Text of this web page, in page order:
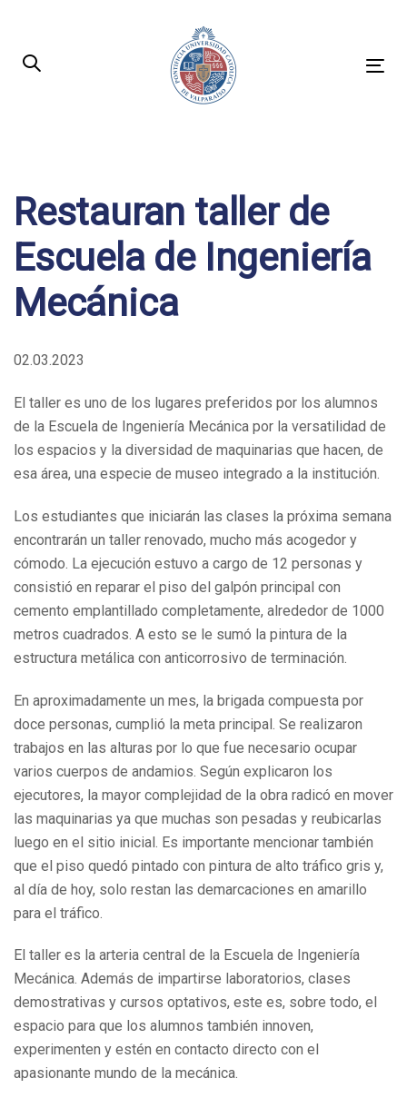
primary
Restauran taller de
Escuela de Ingeniería
Mecánica
02.03.2023
El taller es uno de los lugares preferidos por los alumnos
de la Escuela de Ingeniería Mecánica por la versatilidad de
los espacios y la diversidad de maquinarias que hacen, de
esa área, una especie de museo integrado a la institución.
Los estudiantes que iniciarán las clases la próxima semana
encontrarán un taller renovado, mucho más acogedor y
cómodo. La ejecución estuvo a cargo de 12 personas y
consistió en reparar el piso del galpón principal con
cemento emplantillado completamente, alrededor de 1000
metros cuadrados. A esto se le sumó la pintura de la
estructura metálica con anticorrosivo de terminación.
En aproximadamente un mes, la brigada compuesta por
doce personas, cumplió la meta principal. Se realizaron
trabajos en las alturas por lo que fue necesario ocupar
varios cuerpos de andamios. Según explicaron los
ejecutores, la mayor complejidad de la obra radicó en mover
las maquinarias ya que muchas son pesadas y reubicarlas
luego en el sitio inicial. Es importante mencionar también
que el piso quedó pintado con pintura de alto tráfico gris y,
al día de hoy, solo restan las demarcaciones en amarillo
para el tráfico.
El taller es la arteria central de la Escuela de Ingeniería
Mecánica. Además de impartirse laboratorios, clases
demostrativas y cursos optativos, este es, sobre todo, el
espacio para que los alumnos también innoven,
experimenten y estén en contacto directo con el
apasionante mundo de la mecánica.
navigation